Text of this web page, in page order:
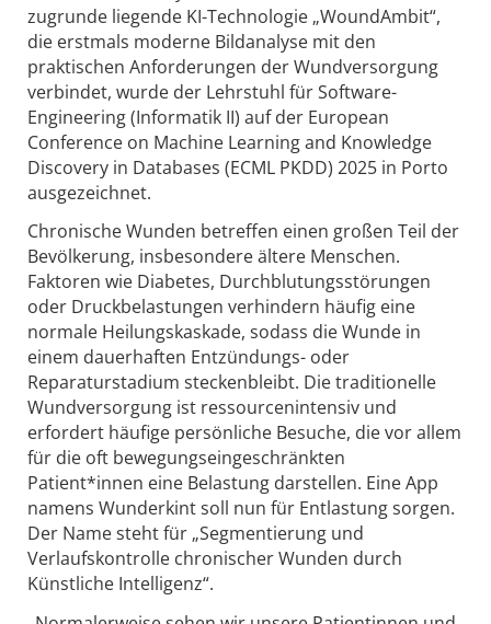
zugrunde liegende KI-Technologie „WoundAmbit“,
die erstmals moderne Bildanalyse mit den
praktischen Anforderungen der Wundversorgung
verbindet, wurde der Lehrstuhl für Software-
Engineering (Informatik II) auf der European
Conference on Machine Learning and Knowledge
Discovery in Databases (ECML PKDD) 2025 in Porto
ausgezeichnet.
Chronische Wunden betreffen einen großen Teil der
Bevölkerung, insbesondere ältere Menschen.
Faktoren wie Diabetes, Durchblutungsstörungen
oder Druckbelastungen verhindern häufig eine
normale Heilungskaskade, sodass die Wunde in
einem dauerhaften Entzündungs- oder
Reparaturstadium steckenbleibt. Die traditionelle
Wundversorgung ist ressourcenintensiv und
erfordert häufige persönliche Besuche, die vor allem
für die oft bewegungseingeschränkten
Patient*innen eine Belastung darstellen. Eine App
namens Wunderkint soll nun für Entlastung sorgen.
Der Name steht für „Segmentierung und
Verlaufskontrolle chronischer Wunden durch
Künstliche Intelligenz“.